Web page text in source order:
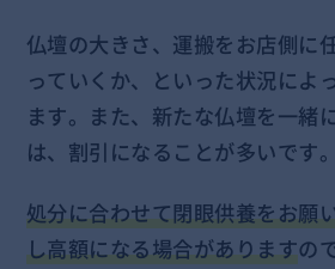
仏壇の大きさ、運搬をお店側に
っていくか、といった状況によ
ます。また、新たな仏壇を一緒
は、割引になることが多いです。
処分に合わせて閉眼供養をお願
し高額になる場合がありますの